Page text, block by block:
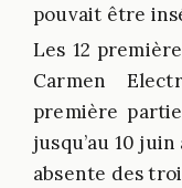
pouvait être
Les 12
Carmen
première
jusqu’au 10
absente des